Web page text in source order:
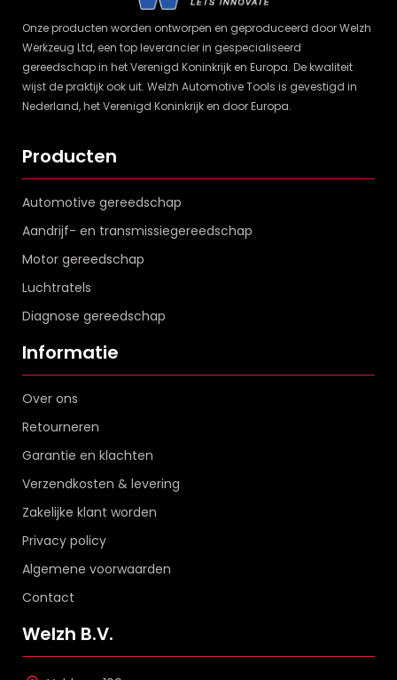
Onze producten worden ontworpen en geproduceerd door Welzh
Werkzeug Ltd, een top leverancier in gespecialiseerd
gereedschap in het Verenigd Koninkrijk en Europa. De kwaliteit
wijst de praktijk ook uit. Welzh Automotive Tools is gevestigd in
Nederland, het Verenigd Koninkrijk en door Europa.
Producten
Automotive gereedschap
Aandrijf- en transmissiegereedschap
Motor gereedschap
Luchtratels
Diagnose gereedschap
Informatie
Over ons
Retourneren
Garantie en klachten
Verzendkosten & levering
Zakelijke klant worden
Privacy policy
Algemene voorwaarden
Contact
Welzh B.V.